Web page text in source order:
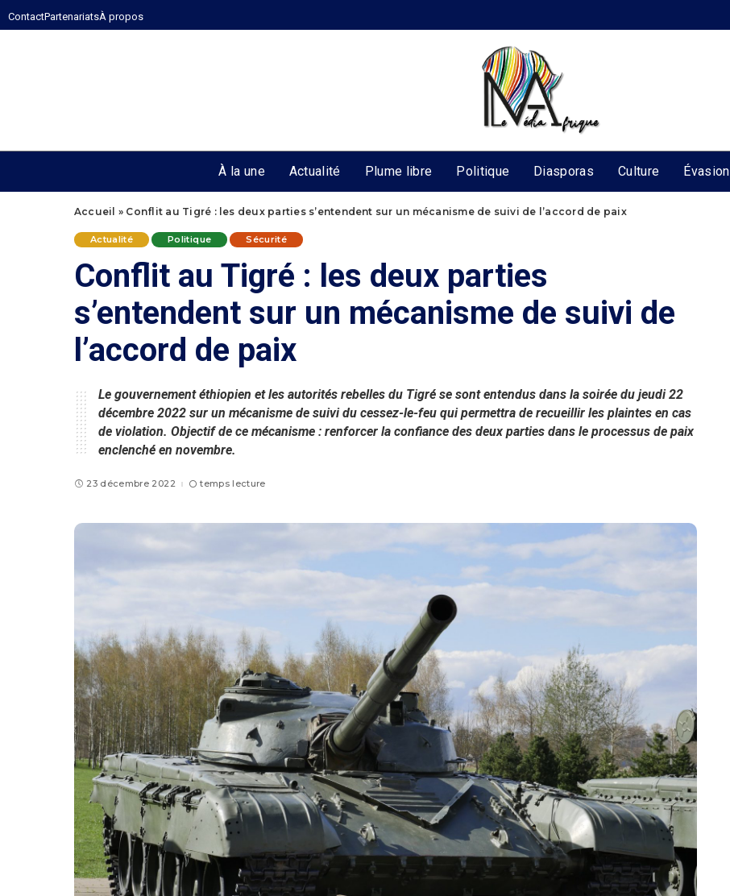
ContactPartenariatsÀ propos
À la une Actualité Plume libre Politique Diasporas Culture Évasion
Accueil » Conflit au Tigré : les deux parties s’entendent sur un mécanisme de suivi de l’accord de paix
Actualité Politique Sécurité
Conflit au Tigré : les deux parties
s’entendent sur un mécanisme de suivi de
l’accord de paix
Le gouvernement éthiopien et les autorités rebelles du Tigré se sont entendus dans la soirée du jeudi 22
décembre 2022 sur un mécanisme de suivi du cessez-le-feu qui permettra de recueillir les plaintes en cas
de violation. Objectif de ce mécanisme : renforcer la confiance des deux parties dans le processus de paix
enclenché en novembre.
23 décembre 2022 temps lecture